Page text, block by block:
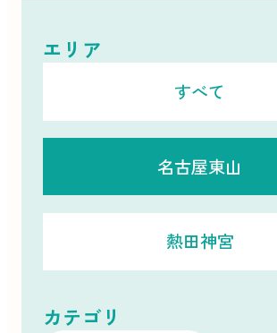
エリア
すべて
名古屋東山
熱田神宮
カテゴリ